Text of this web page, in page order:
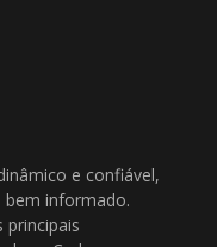
e confiável,
informado.
principais